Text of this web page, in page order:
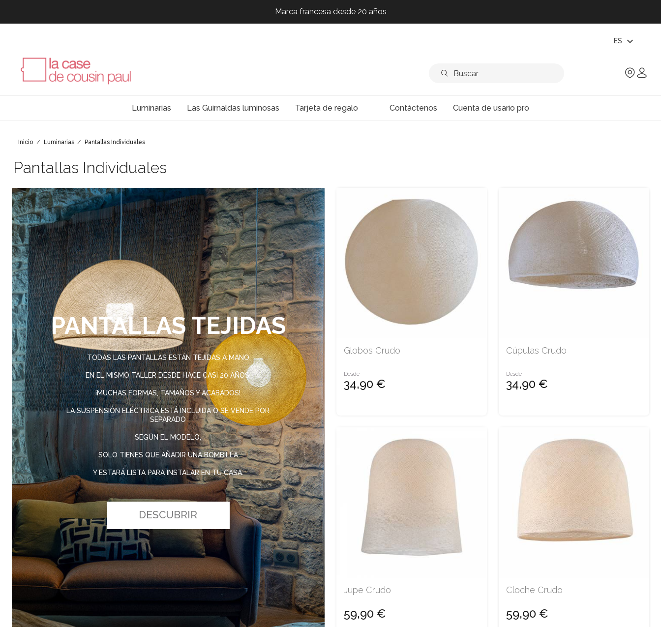
Marca francesa desde 20 años
Marca francesa desde 20 años
ES expand_more
Luminarias Las Guirnaldas luminosas Tarjeta de regalo Contáctenos Cuenta de usario pro
Inicio Luminarias Pantallas Individuales
Pantallas Individuales
PANTALLAS TEJIDAS
TODAS LAS PANTALLAS ESTÁN TEJIDAS A MANO
EN EL MISMO TALLER DESDE HACE CASI 20 AÑOS.
¡MUCHAS FORMAS, TAMAÑOS Y ACABADOS!
LA SUSPENSIÓN ELÉCTRICA ESTÁ INCLUIDA O SE VENDE POR
SEPARADO
SEGÚN EL MODELO,
SOLO TIENES QUE AÑADIR UNA BOMBILLA
Y ESTARÁ LISTA PARA INSTALAR EN TU CASA.
DESCUBRIR
Globos Crudo
Desde
34,90 €
Cúpulas Crudo
Desde
34,90 €
Jupe Crudo
59,90 €
Cloche Crudo
59,90 €